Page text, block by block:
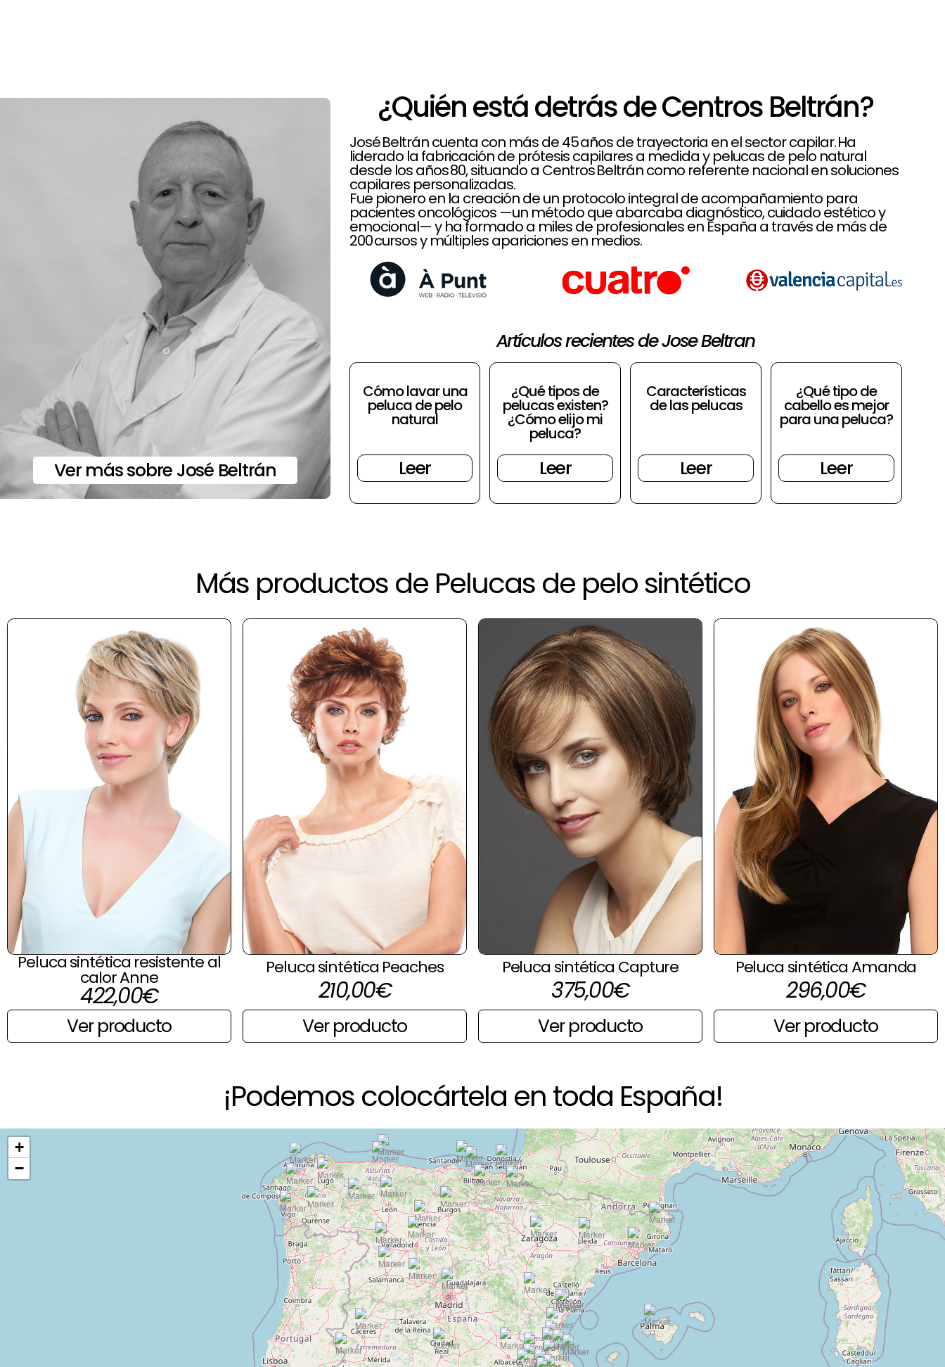
Ver más sobre José Beltrán
¿Quién está detrás de Centros Beltrán?
José Beltrán cuenta con más de 45 años de trayectoria en el sector capilar. Ha
liderado la fabricación de prótesis capilares a medida y pelucas de pelo natural
desde los años 80, situando a Centros Beltrán como referente nacional en soluciones
capilares personalizadas.
Fue pionero en la creación de un protocolo integral de acompañamiento para
pacientes oncológicos —un método que abarcaba diagnóstico, cuidado estético y
emocional— y ha formado a miles de profesionales en España a través de más de
200 cursos y múltiples apariciones en medios.
Artículos recientes de Jose Beltran
Cómo lavar una
peluca de pelo
natural
Leer
¿Qué tipos de
pelucas existen?
¿Cómo elijo mi
peluca?
Leer
Características
de las pelucas
Leer
¿Qué tipo de
cabello es mejor
para una peluca?
Leer
Más productos de Pelucas de pelo sintético
Peluca sintética resistente al
calor Anne
422,00€
Ver producto
Peluca sintética Peaches
210,00€
Ver producto
Peluca sintética Capture
375,00€
Ver producto
Peluca sintética Amanda
296,00€
Ver producto
¡Podemos colocártela en toda España!
+
−